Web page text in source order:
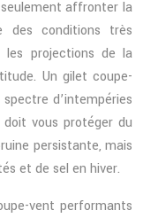
affronter la
conditions très
les projections de la
Un gilet coupe-
d’intempéries
vous protéger du
persistante, mais
et de sel en hiver.
vent performants